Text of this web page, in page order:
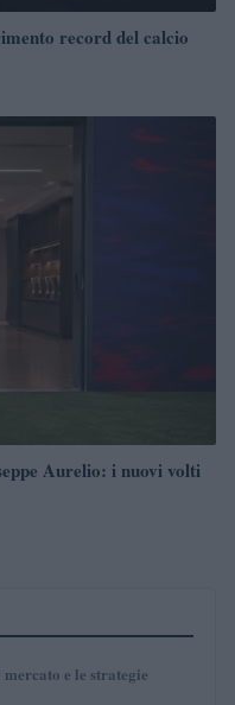
record del calcio
Aurelio: i nuovi volti
e le strategie